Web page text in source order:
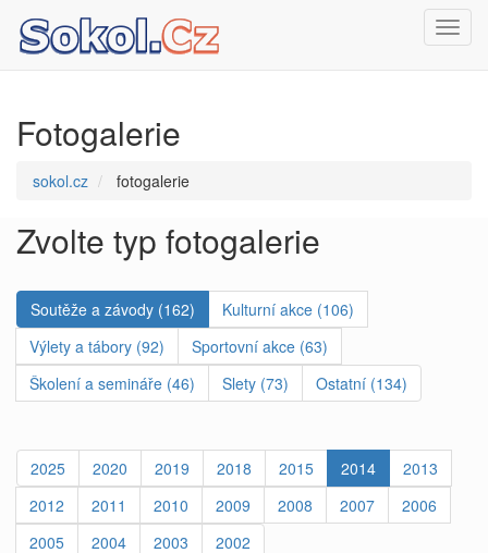
Fotogalerie
sokol.cz fotogalerie
Zvolte typ fotogalerie
Soutěže a závody (162)
Kulturní akce (106)
Výlety a tábory (92)
Sportovní akce (63)
Školení a semináře (46)
Slety (73) Ostatní (134)
2025 2020 2019 2018 2015 2014
2013
2012
2011 2010 2009 2008 2007
2006
2005
2004 2003 2002